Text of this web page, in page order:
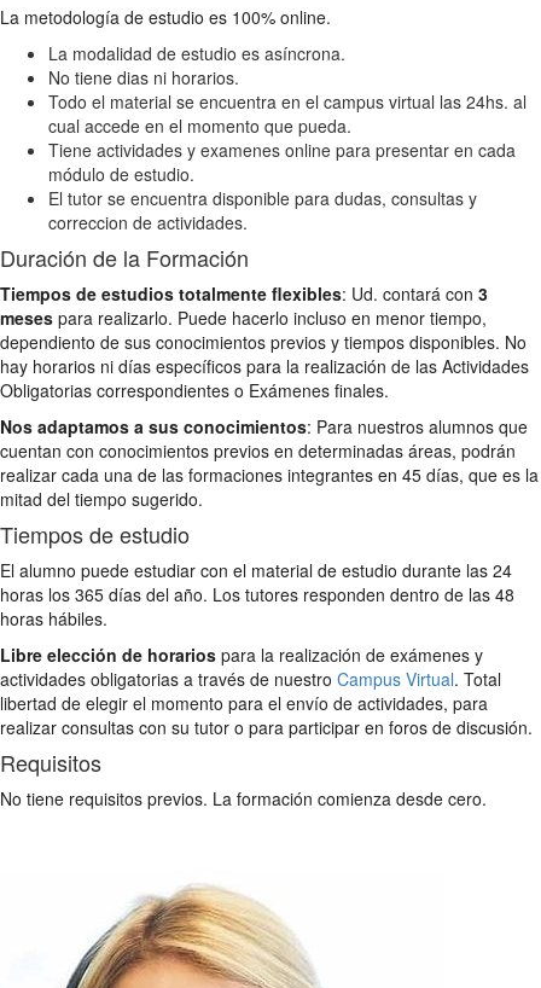
La metodología de estudio es 100% online.
La modalidad de estudio es asíncrona.
No tiene dias ni horarios.
Todo el material se encuentra en el campus virtual las 24hs. al
cual accede en el momento que pueda.
Tiene actividades y examenes online para presentar en cada
módulo de estudio.
El tutor se encuentra disponible para dudas, consultas y
correccion de actividades.
Duración de la Formación
Tiempos de estudios totalmente flexibles: Ud. contará con 3
meses para realizarlo. Puede hacerlo incluso en menor tiempo,
dependiento de sus conocimientos previos y tiempos disponibles. No
hay horarios ni días específicos para la realización de las Actividades
Obligatorias correspondientes o Exámenes finales.
Nos adaptamos a sus conocimientos: Para nuestros alumnos que
cuentan con conocimientos previos en determinadas áreas, podrán
realizar cada una de las formaciones integrantes en 45 días, que es la
mitad del tiempo sugerido.
Tiempos de estudio
El alumno puede estudiar con el material de estudio durante las 24
horas los 365 días del año. Los tutores responden dentro de las 48
horas hábiles.
Libre elección de horarios para la realización de exámenes y
actividades obligatorias a través de nuestro Campus Virtual. Total
libertad de elegir el momento para el envío de actividades, para
realizar consultas con su tutor o para participar en foros de discusión.
Requisitos
No tiene requisitos previos. La formación comienza desde cero.